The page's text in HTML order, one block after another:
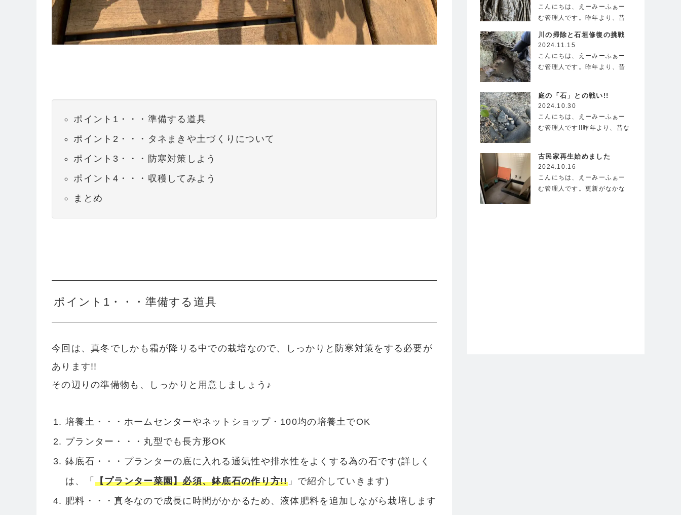
ポイント1・・・準備する道具
ポイント2・・・タネまきや土づくりについて
ポイント3・・・防寒対策しよう
ポイント4・・・収穫してみよう
まとめ
ポイント1・・・準備する道具
今回は、真冬でしかも霜が降りる中での栽培なので、しっかりと防寒対策をする必要が
あります!!
その辺りの準備物も、しっかりと用意しましょう♪
培養土・・・ホームセンターやネットショップ・100均の培養土でOK
プランター・・・丸型でも長方形OK
鉢底石・・・プランターの底に入れる通気性や排水性をよくする為の石です(詳しく
は、「 【プランター菜園】必須、鉢底石の作り方!!」で紹介していきます)
肥料・・・真冬なので成長に時間がかかるため、液体肥料を追加しながら栽培します
こんにちは、えーみーふぁー
む管理人です。昨年より、昔
借…
川の掃除と石垣修復の挑戦
2024.11.15
こんにちは、えーみーふぁー
む管理人です。昨年より、昔
庭の「石」との戦い!!
2024.10.30
こんにちは、えーみーふぁー
む管理人です!!昨年より、昔な
古民家再生始めました
2024.10.16
こんにちは、えーみーふぁー
む管理人です。更新がなかな